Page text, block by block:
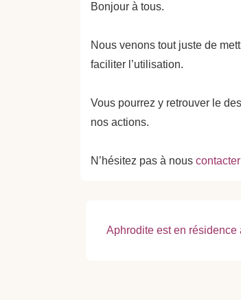
Bonjour à tous.
Nous venons tout juste de
faciliter l’utilisation.
Vous pourrez y retrouver le
nos actions.
N’hésitez pas à nous contacter
Navigation
Next
Aphrodite est en résidence